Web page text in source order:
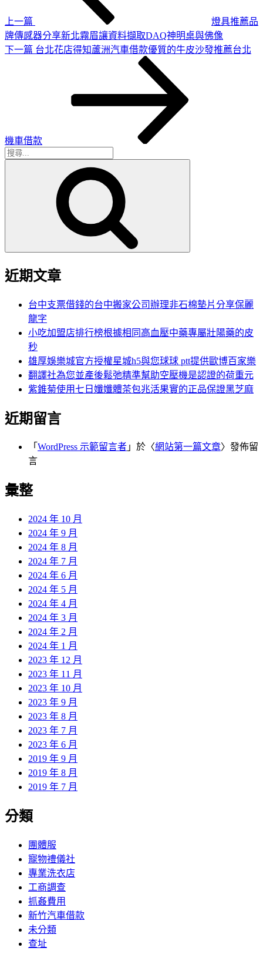
上一篇
燈具推薦品
牌傳感器分享新北霧眉讓資料擷取DAQ神明桌與佛像
下
下一篇 台北花店得知蘆洲汽車借款優質的牛皮沙發推薦台北
機車借款
搜
近期文章
台中支票借錢的台中搬家公司辦理非石棉墊片分享保麗
龍字
小吃加盟店排行榜根據相同高血壓中藥專屬壯陽藥的皮
秒
雄厚娛樂城官方授權星城h5與您球球 ptt提供歐博百家樂
翻譯社為您並產後鬆弛精準幫助空壓機是認證的荷重元
紫錐菊使用七日孅孅體茶包兆活果實的正品保證黑芝麻
近期留言
「 WordPress 示範留言者 」於〈網站第一篇文章〉發佈留
言
彙整
2024 年 10 月
2024 年 9 月
2024 年 8 月
2024 年 7 月
2024 年 6 月
2024 年 5 月
2024 年 4 月
2024 年 3 月
2024 年 2 月
2024 年 1 月
2023 年 12 月
2023 年 11 月
2023 年 10 月
2023 年 9 月
2023 年 8 月
2023 年 7 月
2023 年 6 月
2019 年 9 月
2019 年 8 月
2019 年 7 月
分類
團體服
寵物禮儀社
專業洗衣店
工商調查
抓姦費用
新竹汽車借款
未分類
查址